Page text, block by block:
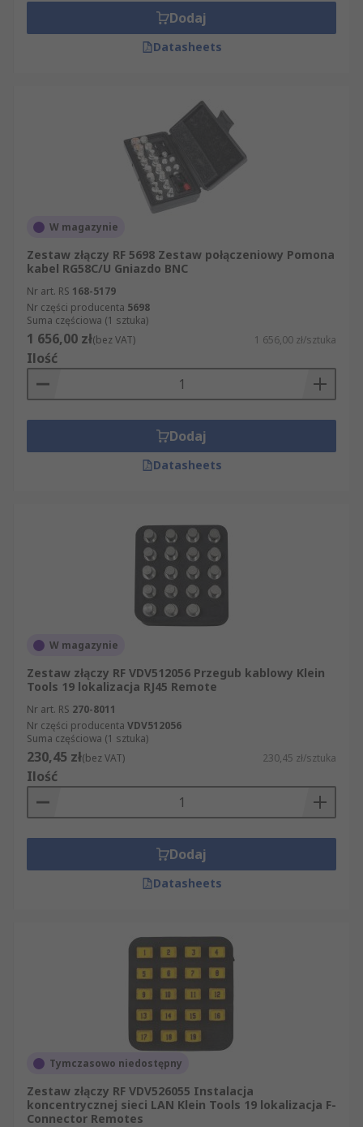
Dodaj
Datasheets
W magazynie
Zestaw złączy RF 5698 Zestaw połączeniowy Pomona
kabel RG58C/U Gniazdo BNC
Nr art. RS 168-5179
Nr części producenta 5698
Suma częściowa (1 sztuka)
1 656,00 zł(bez VAT) 1 656,00 zł/sztuka
Ilość
Dodaj
Datasheets
W magazynie
Zestaw złączy RF VDV512056 Przegub kablowy Klein
Tools 19 lokalizacja RJ45 Remote
Nr art. RS 270-8011
Nr części producenta VDV512056
Suma częściowa (1 sztuka)
230,45 zł(bez VAT) 230,45 zł/sztuka
Ilość
Dodaj
Datasheets
Tymczasowo niedostępny
Zestaw złączy RF VDV526055 Instalacja
koncentrycznej sieci LAN Klein Tools 19 lokalizacja F-
Connector Remotes